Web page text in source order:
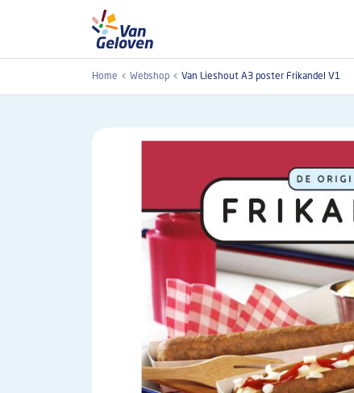
Overslaan en naar de inhoud gaan
Home Webshop Van Lieshout A3 poster Frikandel V1